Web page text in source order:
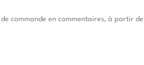
commande en commentaires, à partir